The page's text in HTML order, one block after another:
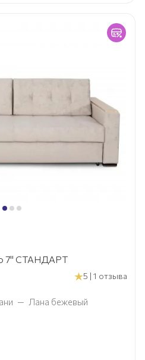
7" СТАНДАРТ
5 | 1 отзыва
— Лана бежевый